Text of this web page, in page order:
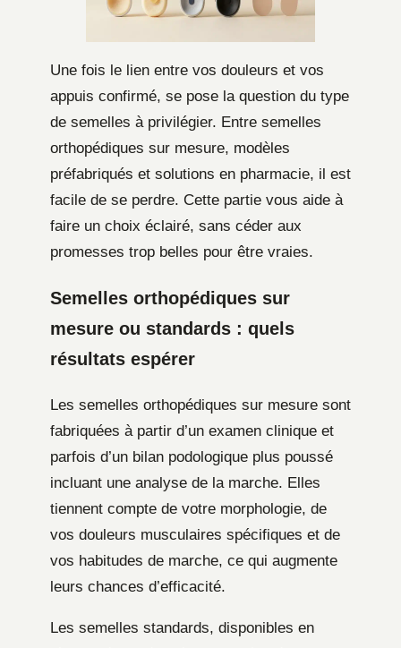
Une fois le lien entre vos douleurs et vos
appuis confirmé, se pose la question du type
de semelles à privilégier. Entre semelles
orthopédiques sur mesure, modèles
préfabriqués et solutions en pharmacie, il est
facile de se perdre. Cette partie vous aide à
faire un choix éclairé, sans céder aux
promesses trop belles pour être vraies.
Semelles orthopédiques sur
mesure ou standards : quels
résultats espérer
Les semelles orthopédiques sur mesure sont
fabriquées à partir d’un examen clinique et
parfois d’un bilan podologique plus poussé
incluant une analyse de la marche. Elles
tiennent compte de votre morphologie, de
vos douleurs musculaires spécifiques et de
vos habitudes de marche, ce qui augmente
leurs chances d’efficacité.
Les semelles standards, disponibles en